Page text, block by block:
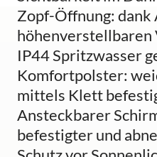
Zopf-Öffnung: dank
IP44 Spritzwasser
Komfortpolster:
mittels Klett
Ansteckbarer
befestigter und